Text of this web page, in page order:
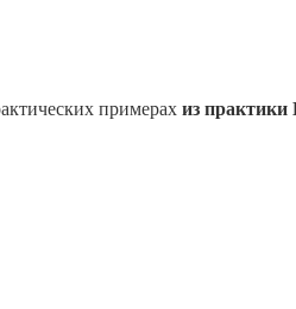
примерах из практики